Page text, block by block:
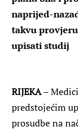
naprijed-
takvu
upisati studij
RIJEKA–
predstojećim
prosudbe na